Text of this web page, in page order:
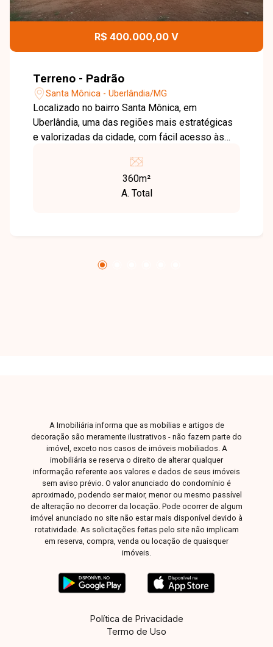
R$ 400.000,00 V
Terreno - Padrão
Santa Mônica - Uberlândia/MG
Localizado no bairro Santa Mônica, em
Uberlândia, uma das regiões mais estratégicas
e valorizadas da cidade, com fácil acesso às
infraestrutura de comércios, escolas, serviços
de saúde e opções de lazer, garantindo
praticidade e qualidade de vida. O terreno está
buscam um ponto privilegiado na cidade. Uma
360m²
A. Total
A Imobiliária informa que as mobílias e artigos de
decoração são meramente ilustrativos - não fazem parte do
imóvel, exceto nos casos de imóveis mobiliados. A
imobiliária se reserva o direito de alterar qualquer
informação referente aos valores e dados de seus imóveis
sem aviso prévio. O valor anunciado do condomínio é
aproximado, podendo ser maior, menor ou mesmo passível
de alteração no decorrer da locação. Pode ocorrer de algum
imóvel anunciado no site não estar mais disponível devido à
rotatividade. As solicitações feitas pelo site não implicam
em reserva, compra, venda ou locação de quaisquer
imóveis.
Política de Privacidade
Termo de Uso